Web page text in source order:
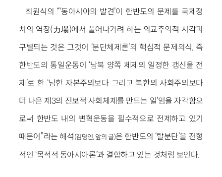
최원식의 “‘동아시아의 발견’이 한반도의 문제를 국제정
치의 역장(力場)에서 풀어나가려 하는 외교주의적 시각과
구별되는 것은 그것이 ‘분단체제론’의 핵심적 문제의식, 즉
한반도의 통일운동이 ‘남북 양쪽 체제의 일정한 갱신을 전
제’로 한 ‘남한 자본주의보다 그리고 북한의 사회주의보다
더 나은 제3의 진보적 사회체제를 만드는 일’임을 자각함으
로써 한반도 내의 변혁운동을 필수적으로 전제하고 있기
때문이”라는 해석(김명인, 앞의 글)은 한반도의 ‘탈분단’을 전형
적인 ‘목적적 동아시아론’과 결합하고 있는 것처럼 보인다.